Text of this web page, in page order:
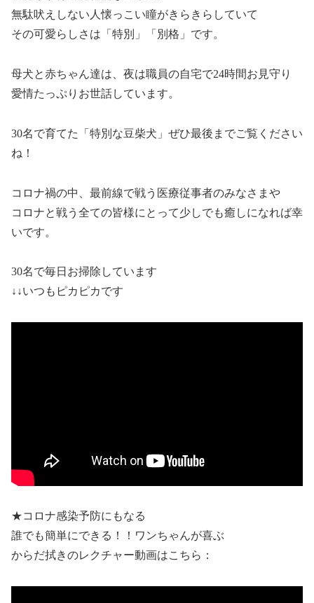
無駄吠えしない人懐っこい瞳がきらきらしていて
その可愛らしさは「特別」「別格」です。
母犬と赤ちゃん達は、夜は職員の自宅で24時間お見守り
愛情たっぷりお世話しています。
30名で育てた「特別な豆柴犬」ぜひ最後までご覧ください
ね！
コロナ禍の中、最前線で戦う医療従事者のみなさまや
コロナと戦う全ての皆様にとって少しでも癒しになれば幸
いです。
30名で毎日お掃除しています
↓↓いつもピカピカです
★コロナ感染予防にもなる
誰でも簡単にできる！！ワンちゃんが喜ぶ
からだ拭きのレクチャー動画はこちら：